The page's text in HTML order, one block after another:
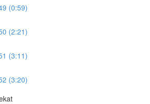
(0:59)
(2:21)
(3:11)
(3:20)